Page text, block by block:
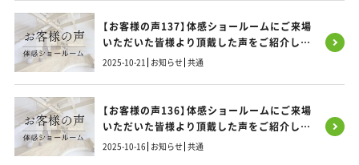
【お客様の声137】体感ショールームにご来場
いただいた皆様より頂戴した声をご紹介しま
す！
2025-10-21 お知らせ 共通
【お客様の声136】体感ショールームにご来場
いただいた皆様より頂戴した声をご紹介しま
す！
2025-10-16 お知らせ 共通